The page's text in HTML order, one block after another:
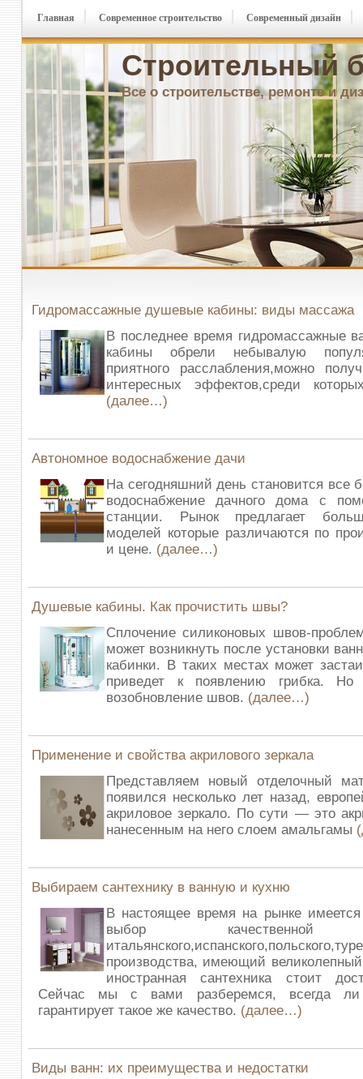
Строительный
Все о строительстве, ремонте и
Главная Современное строительство Современный дизайн
Гидромассажные душевые кабины: виды массажа
В последнее время гидромассажные
кабины обрели небывалую
приятного расслабления,можно
интересных эффектов,среди
(далее…)
Автономное водоснабжение дачи
На сегодняшний день становится все
водоснабжение дачного дома с
станции. Рынок предлагает
моделей которые различаются по
и цене. (далее…)
Душевые кабины. Как прочистить швы?
Сплочение силиконовых швов-
может возникнуть после установки
кабинки. В таких местах может
приведет к появлению грибка. Но
возобновление швов. (далее…)
Применение и свойства акрилового зеркала
Представляем новый отделочный
появился несколько лет назад,
акриловое зеркало. По сути — это
нанесенным на него слоем амальгамы
Выбираем сантехнику в ванную и кухню
В настоящее время на рынке
выбор качественной
производства, имеющий
иностранная сантехника стоит
Сейчас мы с вами разберемся, всегда ли
гарантирует такое же качество. (далее…)
Виды ванн: их преимущества и недостатки